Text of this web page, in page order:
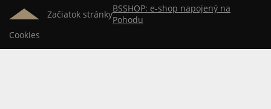
Začiatok stránkyBSSHOP: e-shop napojený na
Pohodu
Cookies